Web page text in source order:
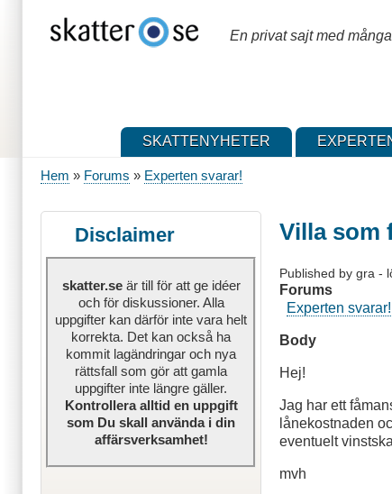
huvudinnehåll
En privat sajt med
SKATTENYHETER
Hem Forums Experten svarar!
Disclaimer
skatter.seär till för att ge idéer
och för diskussioner. Alla
uppgifter kan därför inte vara helt
korrekta. Det kan också ha
kommit lagändringar och nya
rättsfall som gör att gamla
uppgifter inte längre gäller.
Kontrollera alltid en uppgift
som Du skall använda i din
affärsverksamhet!
Villa som
Published bygra -
Forums
Experten svarar!
Body
Hej!
Jag har ett
lånekostnaden
eventuelt
mvh